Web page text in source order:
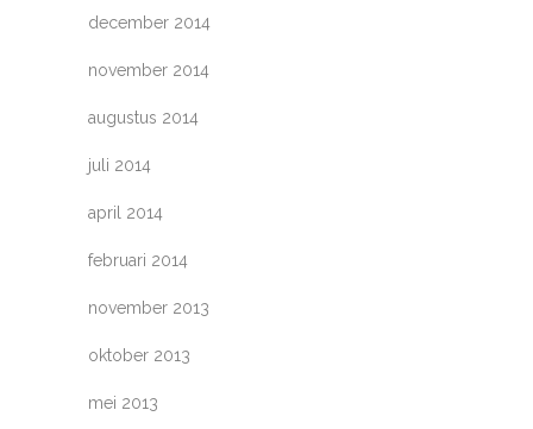
december 2014
november 2014
augustus 2014
juli 2014
april 2014
februari 2014
november 2013
oktober 2013
mei 2013